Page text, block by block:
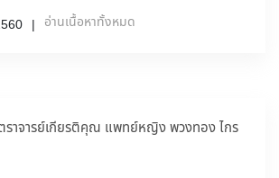
อ่านเนื้อหาทั้งหมด
ราจารย์เกียรติคุณ แพทย์หญิง พวงทอง ไกร